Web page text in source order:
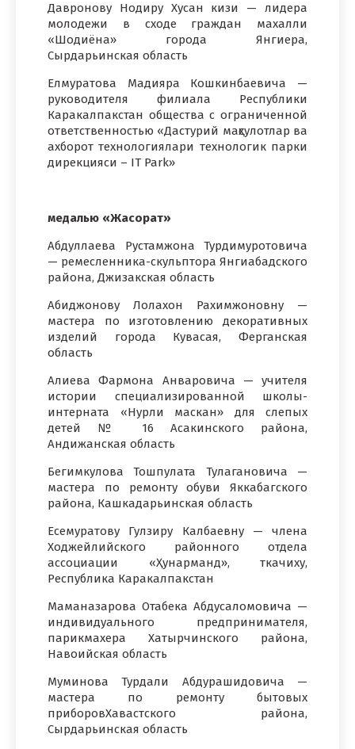
Давронову Нодиру Хусан кизи — лидера
молодежи в сходе граждан махалли
«Шодиёна» города Янгиера,
Сырдарьинская область
Елмуратова Мадияра Кошкинбаевича —
руководителя филиала Республики
Каракалпакстан общества с ограниченной
ответственностью «Дастурий маҳсулотлар ва
ахборот технологиялари технологик парки
дирекцияси – IT Park»
медалью «Жасорат»
Абдуллаева Рустамжона Турдимуротовича
— ремесленника-скульптора Янгиабадского
района, Джизакская область
Абиджонову Лолахон Рахимжоновну —
мастера по изготовлению декоративных
изделий города Кувасая, Ферганская
область
Алиева Фармона Анваровича — учителя
истории специализированной школы-
интерната «Нурли маскан» для слепых
детей № 16 Асакинского района,
Андижанская область
Бегимкулова Тошпулата Тулагановича —
мастера по ремонту обуви Яккабагского
района, Кашкадарьинская область
Есемуратову Гулзиру Калбаевну — члена
Ходжейлийского районного отдела
ассоциации «Ҳунарманд», ткачиху,
Республика Каракалпакстан
Маманазарова Отабека Абдусаломовича —
индивидуального предпринимателя,
парикмахера Хатырчинского района,
Навоийская область
Муминова Турдали Абдурашидовича —
мастера по ремонту бытовых
приборовХавастского района,
Сырдарьинская область